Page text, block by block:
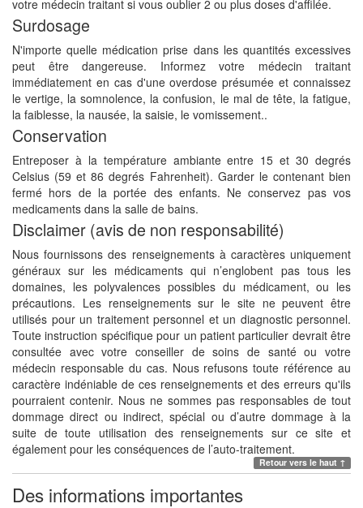
votre médecin traitant si vous oublier 2 ou plus doses d'affilée.
Surdosage
N'importe quelle médication prise dans les quantités excessives
peut être dangereuse. Informez votre médecin traitant
immédiatement en cas d'une overdose présumée et connaissez
le vertige, la somnolence, la confusion, le mal de tête, la fatigue,
la faiblesse, la nausée, la saisie, le vomissement..
Conservation
Entreposer à la température ambiante entre 15 et 30 degrés
Celsius (59 et 86 degrés Fahrenheit). Garder le contenant bien
fermé hors de la portée des enfants. Ne conservez pas vos
medicaments dans la salle de bains.
Disclaimer (avis de non responsabilité)
Nous fournissons des renseignements à caractères uniquement
généraux sur les médicaments qui n’englobent pas tous les
domaines, les polyvalences possibles du médicament, ou les
précautions. Les renseignements sur le site ne peuvent être
utilisés pour un traitement personnel et un diagnostic personnel.
Toute instruction spécifique pour un patient particulier devrait être
consultée avec votre conseiller de soins de santé ou votre
médecin responsable du cas. Nous refusons toute référence au
caractère indéniable de ces renseignements et des erreurs qu'ils
pourraient contenir. Nous ne sommes pas responsables de tout
dommage direct ou indirect, spécial ou d’autre dommage à la
suite de toute utilisation des renseignements sur ce site et
également pour les conséquences de l’auto-traitement.
Retour vers le haut ↑
Des informations importantes